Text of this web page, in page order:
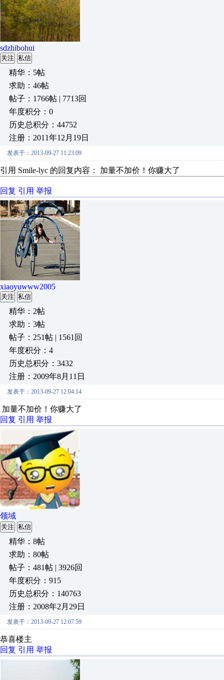
sdzhibohui
关注 私信
精华：5帖
求助：46帖
帖子：1766帖 | 7713回
年度积分：0
历史总积分：44752
注册：2011年12月19日
发表于：2013-09-27 11:23:09
引用 Smile-lyc 的回复内容： 加量不加价！你赚大了
回复 引用 举报
xiaoyuwww2005
关注 私信
精华：2帖
求助：3帖
帖子：251帖 | 1561回
年度积分：4
历史总积分：3432
注册：2009年8月11日
发表于：2013-09-27 12:04:14
加量不加价！你赚大了
回复 引用 举报
领域
关注 私信
精华：8帖
求助：80帖
帖子：481帖 | 3926回
年度积分：915
历史总积分：140763
注册：2008年2月29日
发表于：2013-09-27 12:07:59
恭喜楼主
回复 引用 举报